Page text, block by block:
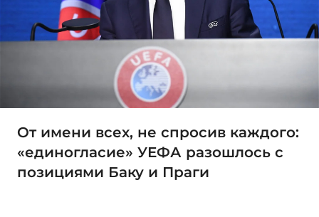
От имени всех, не спросив каждого:
«единогласие» УЕФА разошлось с
позициями Баку и Праги